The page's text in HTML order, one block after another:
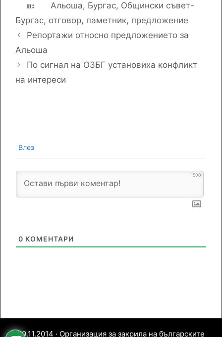
Альоша, Бургас, Общински съвет-
Бургас, отговор, паметник, предложение
Репортажи относно предложението за
Альоша
По сигнал на ОЗБГ установиха конфликт
на интереси
Влез
1500
0 КОМЕНТАРИ
09.11.2014 · Организация за закрила на българските